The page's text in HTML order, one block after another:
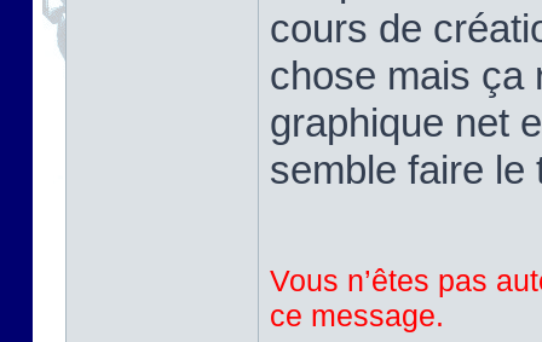
cours de
chose mais ça
graphique net
semble faire le
Vous n’êtes pas
ce message.